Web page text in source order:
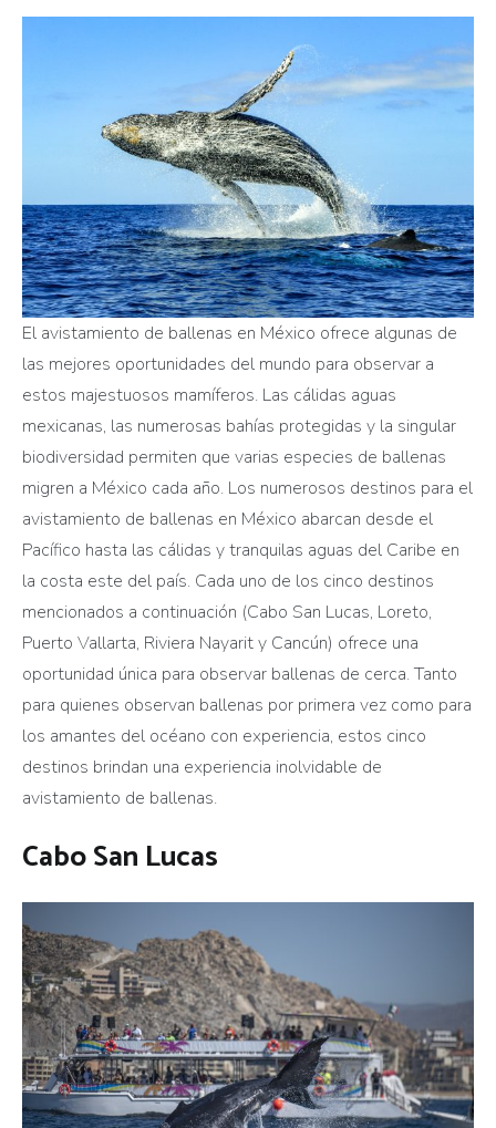
El avistamiento de ballenas en México ofrece algunas de
las mejores oportunidades del mundo para observar a
estos majestuosos mamíferos. Las cálidas aguas
mexicanas, las numerosas bahías protegidas y la singular
biodiversidad permiten que varias especies de ballenas
migren a México cada año. Los numerosos destinos para el
avistamiento de ballenas en México abarcan desde el
Pacífico hasta las cálidas y tranquilas aguas del Caribe en
la costa este del país. Cada uno de los cinco destinos
mencionados a continuación (Cabo San Lucas, Loreto,
Puerto Vallarta, Riviera Nayarit y Cancún) ofrece una
oportunidad única para observar ballenas de cerca. Tanto
para quienes observan ballenas por primera vez como para
los amantes del océano con experiencia, estos cinco
destinos brindan una experiencia inolvidable de
avistamiento de ballenas.
Cabo San Lucas